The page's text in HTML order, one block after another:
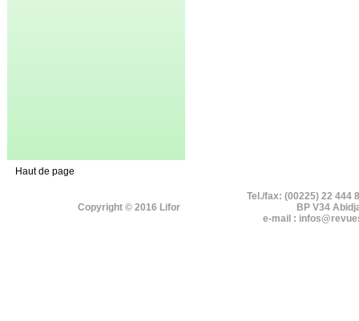
Haut de page
Copyright © 2016 Lifor
Tel./fax: (00225) 22 444
BP V34
e-mail :